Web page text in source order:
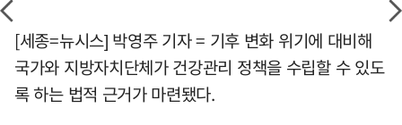
[세종=뉴시스] 박영주 기자 = 기후 변화 위기에 대비해
국가와 지방자치단체가 건강관리 정책을 수립할 수 있도
록 하는 법적 근거가 마련됐다.